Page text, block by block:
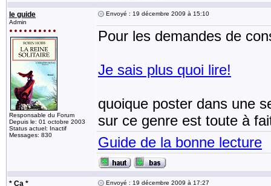
le guide
Admin
Responsable du Forum
Depuis le: 01 octobre 2003
Status actuel: Inactif
Messages: 830
Envoyé : 19 décembre 2009 à 15:10
Pour les demandes de
Je sais plus quoi lire!
quoique poster dans une
sur ce genre est toute à
Guide de la bonne lecture
* Ça * Envoyé : 19 décembre 2009 à 17:27